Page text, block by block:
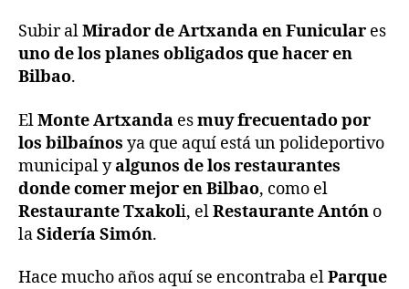
Subir alMirador de Artxanda en Funicular es
uno de los planes obligados que hacer en
Bilbao.
ElMonte Artxanda esmuy frecuentado por
los bilbaínos ya que aquí está un polideportivo
municipal yalgunos de los restaurantes
donde comer mejor en Bilbao, como el
Restaurante Txakoli, elRestaurante Antón o
laSidería Simón.
Hace mucho años aquí se encontraba elParque